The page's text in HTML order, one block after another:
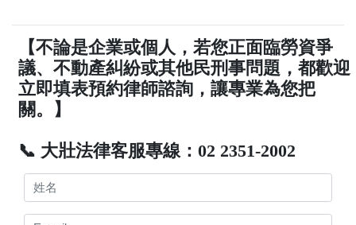
【不論是企業或個人，若您正面臨勞資爭
議、不動產糾紛或其他民刑事問題，都歡迎
立即填表預約律師諮詢，讓專業為您把
關。】
📞 大壯法律客服專線：02 2351-2002